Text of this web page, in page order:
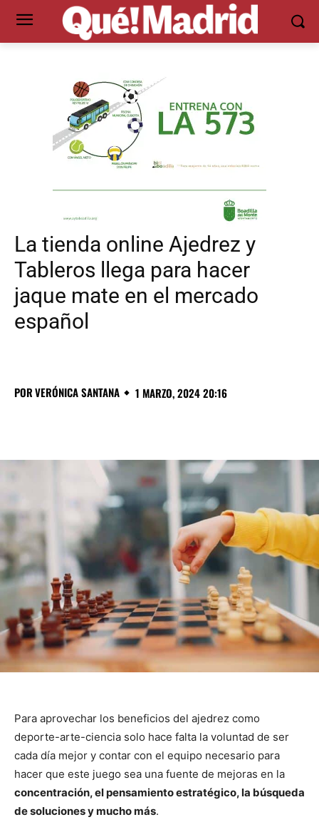
La tienda online Ajedrez y
Tableros llega para hacer
jaque mate en el mercado
español
PORVERÓNICA SANTANA 1 MARZO, 2024 20:16
Para aprovechar los beneficios del ajedrez como
deporte-arte-ciencia solo hace falta la voluntad de ser
cada día mejor y contar con el equipo necesario para
hacer que este juego sea una fuente de mejoras en la
concentración, el pensamiento estratégico, la búsqueda
de soluciones y mucho más.